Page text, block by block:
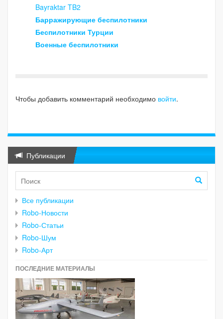
Bayraktar TB2
Барражирующие беспилотники
Беспилотники Турции
Военные беспилотники
Чтобы добавить комментарий необходимо войти.
Публикации
Все публикации
Robo-Новости
Robo-Статьи
Robo-Шум
Robo-Арт
ПОСЛЕДНИЕ МАТЕРИАЛЫ